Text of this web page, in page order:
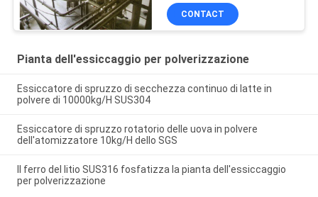
CONTACT
Pianta dell'essiccaggio per polverizzazione
Essiccatore di spruzzo di secchezza continuo di latte in
polvere di 10000kg/H SUS304
Essiccatore di spruzzo rotatorio delle uova in polvere
dell'atomizzatore 10kg/H dello SGS
Il ferro del litio SUS316 fosfatizza la pianta dell'essiccaggio
per polverizzazione